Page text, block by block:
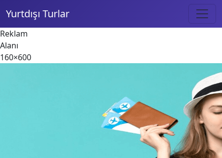
Yurtdışı Turlar
Reklam
Alanı
160×600